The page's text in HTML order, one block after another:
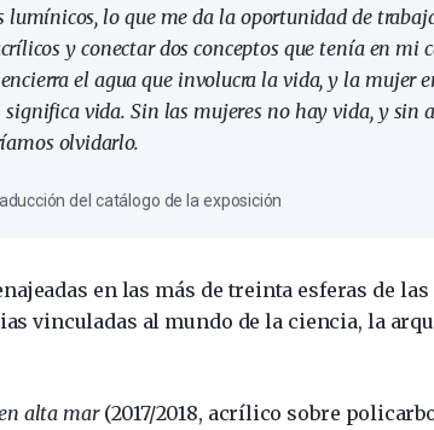
lumínicos, lo que me da la oportunidad de
y conectar dos conceptos que tenía en mi
el agua que involucra la vida, y la mujer
vida. Sin las mujeres no hay vida, y sin
olvidarlo.
del catálogo de la exposición
en las más de treinta esferas de las
vinculadas al mundo de la ciencia, la
alta mar(2017/2018, acrílico sobre